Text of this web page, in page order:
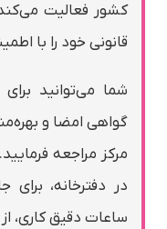
کشور فعالیت می‌کند
قانونی خود را با
شما می‌توانید
گواهی امضا و
مرکز مراجعه
در دفترخانه، برای
ساعات دقیق کاری،